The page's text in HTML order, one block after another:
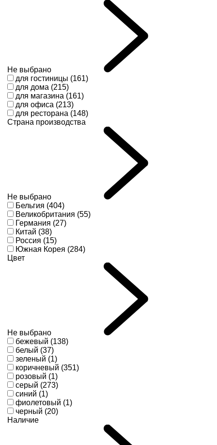
Не выбрано
для гостиницы (161)
для дома (215)
для магазина (161)
для офиса (213)
для ресторана (148)
Страна производства
Не выбрано
Бельгия (404)
Великобритания (55)
Германия (27)
Китай (38)
Россия (15)
Южная Корея (284)
Цвет
Не выбрано
бежевый (138)
белый (37)
зеленый (1)
коричневый (351)
розовый (1)
серый (273)
синий (1)
фиолетовый (1)
черный (20)
Наличие